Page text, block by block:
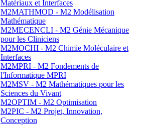
Matériaux et Interfaces
M2MATHMOD - M2 Modélisation
Mathématique
M2MECENCLI - M2 Génie Mécanique
pour les Cliniciens
M2MOCHI - M2 Chimie Moléculaire et
Interfaces
M2MPRI - M2 Fondements de
l'Informatique MPRI
M2MSV - M2 Mathématiques pour les
Sciences du Vivant
M2OPTIM - M2 Optimisation
M2PIC - M2 Projet, Innovation,
Conception